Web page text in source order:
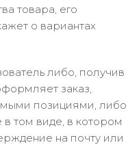
товара, его
о вариантах
либо, получив
заказ,
позициями, либо
том виде, в котором
на почту или